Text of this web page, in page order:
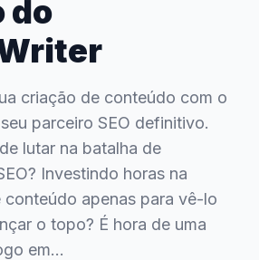
do
criação de conteúdo com o
parceiro SEO definitivo.
lutar na batalha de
Investindo horas na
conteúdo apenas para vê-lo
o topo? É hora de uma
em...